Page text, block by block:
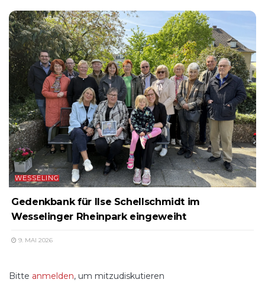
WESSELING
Gedenkbank für Ilse Schellschmidt im
Wesselinger Rheinpark eingeweiht
9. MAI 2026
Bitte anmelden, um mitzudiskutieren